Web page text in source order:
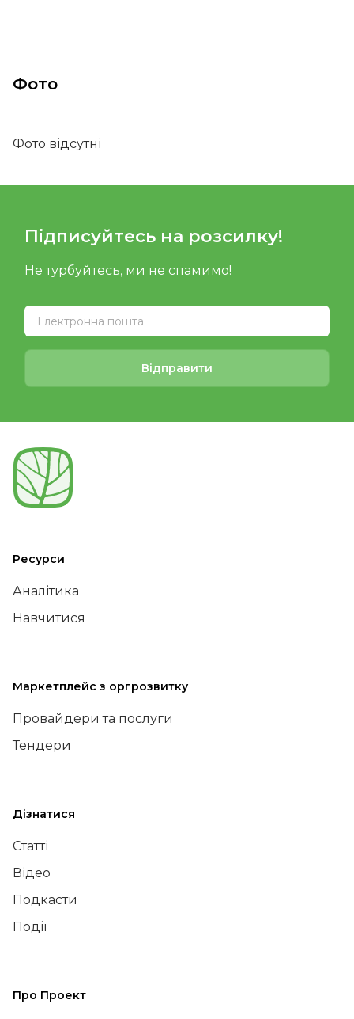
Фото
Фото відсутні
Підписуйтесь на розсилку!
Не турбуйтесь, ми не спамимо!
Відправити
Ресурси
Аналітика
Навчитися
Маркетплейс з оргрозвитку
Провайдери та послуги
Тендери
Дізнатися
Статті
Відео
Подкасти
Події
Про Проект